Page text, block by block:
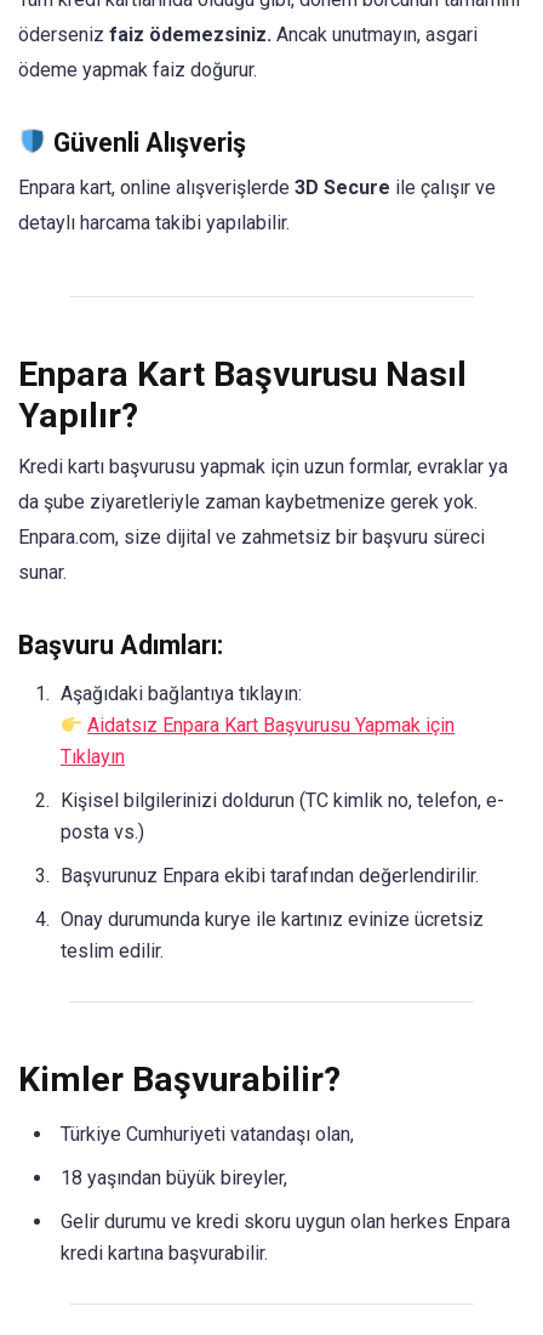
öderseniz faiz ödemezsiniz. Ancak unutmayın, asgari
ödeme yapmak faiz doğurur.
Güvenli Alışveriş
Enpara kart, online alışverişlerde 3D Secure ile çalışır ve
detaylı harcama takibi yapılabilir.
Enpara Kart Başvurusu Nasıl
Yapılır?
Kredi kartı başvurusu yapmak için uzun formlar, evraklar ya
da şube ziyaretleriyle zaman kaybetmenize gerek yok.
Enpara.com, size dijital ve zahmetsiz bir başvuru süreci
sunar.
Başvuru Adımları:
Aşağıdaki bağlantıya tıklayın:
Aidatsız Enpara Kart Başvurusu Yapmak için
Tıklayın
Kişisel bilgilerinizi doldurun (TC kimlik no, telefon, e-
posta vs.)
Başvurunuz Enpara ekibi tarafından değerlendirilir.
Onay durumunda kurye ile kartınız evinize ücretsiz
teslim edilir.
Kimler Başvurabilir?
Türkiye Cumhuriyeti vatandaşı olan,
18 yaşından büyük bireyler,
Gelir durumu ve kredi skoru uygun olan herkes Enpara
kredi kartına başvurabilir.